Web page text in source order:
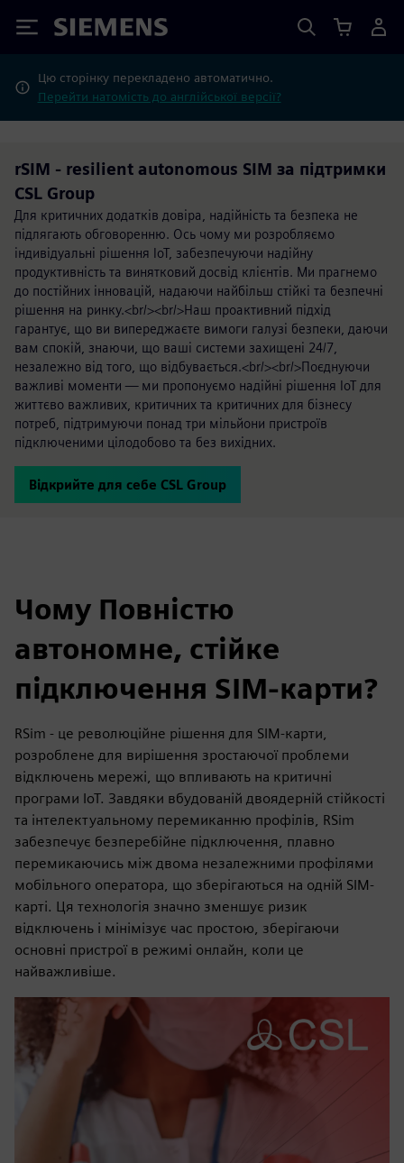
Siemens
Цю сторінку перекладено автоматично.
Перейти натомість до англійської версії?
rSIM - resilient autonomous SIM за підтримки
CSL Group
Для критичних додатків довіра, надійність та безпека не
підлягають обговоренню. Ось чому ми розробляємо
індивідуальні рішення IoT, забезпечуючи надійну
продуктивність та винятковий досвід клієнтів. Ми прагнемо
до постійних інновацій, надаючи найбільш стійкі та безпечні
рішення на ринку.<br/><br/>Наш проактивний підхід
гарантує, що ви випереджаєте вимоги галузі безпеки, даючи
вам спокій, знаючи, що ваші системи захищені 24/7,
незалежно від того, що відбувається.<br/><br/>Поєднуючи
важливі моменти — ми пропонуємо надійні рішення IoT для
життєво важливих, критичних та критичних для бізнесу
потреб, підтримуючи понад три мільйони пристроїв
підключеними цілодобово та без вихідних.
Відкрийте для себе CSL Group
Чому Повністю
автономне, стійке
підключення SIM-карти?
RSim - це революційне рішення для SIM-карти,
розроблене для вирішення зростаючої проблеми
відключень мережі, що впливають на критичні
програми IoT. Завдяки вбудованій двоядерній стійкості
та інтелектуальному перемиканню профілів, RSim
забезпечує безперебійне підключення, плавно
перемикаючись між двома незалежними профілями
мобільного оператора, що зберігаються на одній SIM-
карті. Ця технологія значно зменшує ризик
відключень і мінімізує час простою, зберігаючи
основні пристрої в режимі онлайн, коли це
найважливіше.